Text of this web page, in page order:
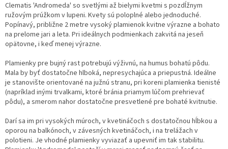
Clematis 'Andromeda' so svetlými až bielymi kvetmi s pozdĺžnym
ružovým prúžkom v lupeni. Kvety sú poloplné alebo jednoduché.
Popínavý, približne 2 metre vysoký plamienok kvitne výrazne a bohato
na prelome jari a leta. Pri ideálnych podmienkach zakvitá na jeseň
opätovne, i keď menej výrazne.
Plamienky pre bujný rast potrebujú výživnú, na humus bohatú pôdu.
Mala by byť dostatočne hlboká, nepresychajúca a priepustná. Ideálne
je stanovište orientované na južnú stranu, pri koreni plamienka tienisté
(napríklad inými trvalkami, ktoré bránia priamym lúčom prehrievať
pôdu), a smerom nahor dostatočne presvetlené pre bohaté kvitnutie.
Darí sa im pri vysokých múroch, v kvetináčoch s dostatočnou hĺbkou a
oporou na balkónoch, v závesných kvetináčoch, i na trelážach v
polotieni. Je vhodné plamienky vyviazať a upevniť im tak stabilitu.